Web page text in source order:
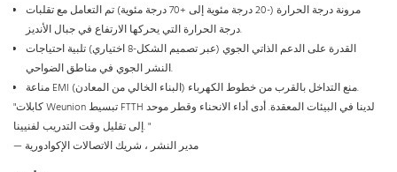
مرونة درجة الحرارة (-20 درجة مئوية إلى +70 درجة مئوية) تم التعامل مع تقلبات
درجة الحرارة التي يحركها الارتفاع في جبال الأنديز.
القدرة على الدعم الذاتي الجوي (عبر تصميم الشكل-8 اختياري) تلبية احتياجات
النشر الجوي في مناطق الضواحي.
مناعة EMI (البناء الخالي من المعادن) منع التداخل بالقرب من خطوط الكهرباء.
"كابلات Weunion تبسيط FTTH لدينا في البيئات المعقدة. أدى أداء الانحناء وقطر موحد
إلى تقليل وقت التدريب لفنيينا. "
— مدير النشر ، شريك الاتصالات الإكوادورية